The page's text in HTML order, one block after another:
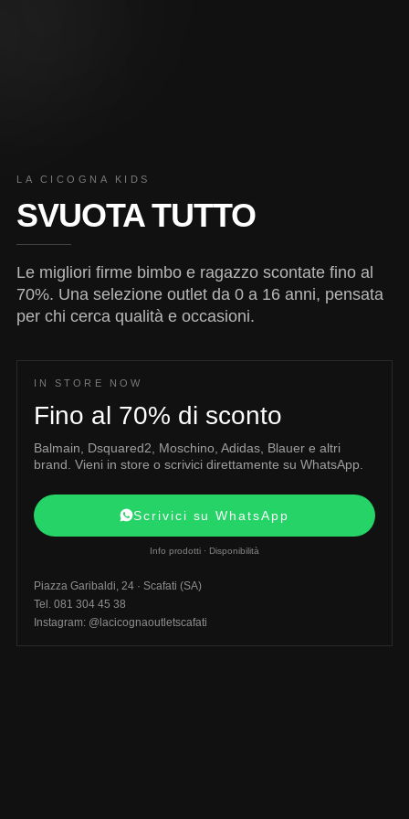
LA CICOGNA KIDS
SVUOTA TUTTO
Le migliori firme bimbo e ragazzo scontate fino al
70%. Una selezione outlet da 0 a 16 anni, pensata
per chi cerca qualità e occasioni.
IN STORE NOW
Fino al 70% di sconto
Balmain, Dsquared2, Moschino, Adidas, Blauer e altri
brand. Vieni in store o scrivici direttamente su WhatsApp.
Scrivici su WhatsApp
Info prodotti · Disponibilità
Piazza Garibaldi, 24 · Scafati (SA)
Tel. 081 304 45 38
Instagram: @lacicognaoutletscafati